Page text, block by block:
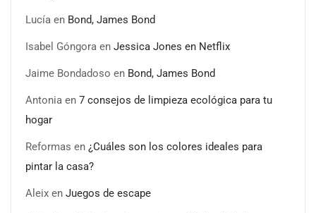
Lucía en Bond, James Bond
Isabel Góngora en Jessica Jones en Netflix
Jaime Bondadoso en Bond, James Bond
Antonia en 7 consejos de limpieza ecológica para tu
hogar
Reformas en ¿Cuáles son los colores ideales para
pintar la casa?
Aleix en Juegos de escape